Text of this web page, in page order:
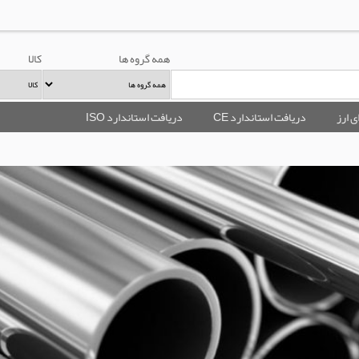
همه گروه ها کالا
ارز دریافت استاندارد CE دریافت استاندارد ISO